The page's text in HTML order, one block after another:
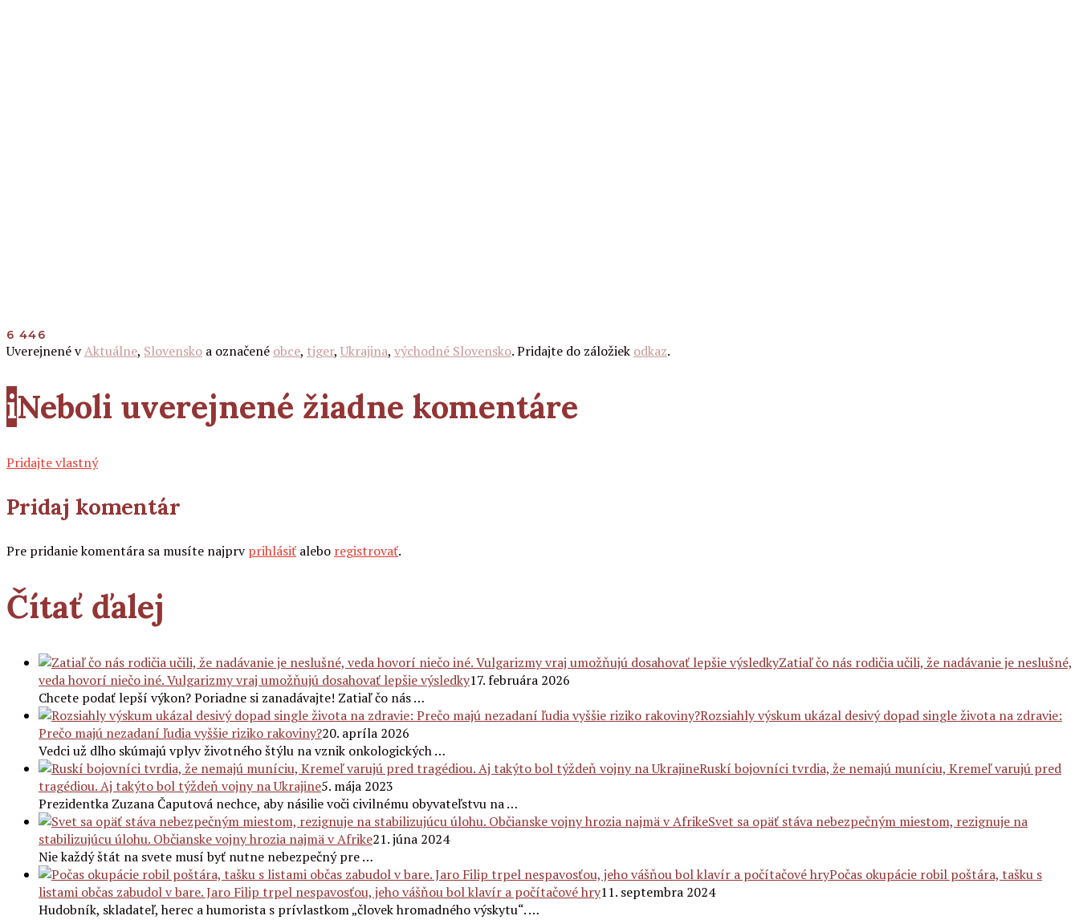
6 446
Uverejnené vAktuálne, Slovensko a označené obce, tiger, Ukrajina, východné Slovensko. Pridajte do záložiek odkaz.
iNeboli uverejnené žiadne komentáre
Pridajte vlastný
Pridaj komentár
Pre pridanie komentára sa musíte najprvprihlásiť alebo registrovať.
Čítať ďalej
Zatiaľ čo nás rodičia učili, že nadávanie je neslušné,
veda hovorí niečo iné. Vulgarizmy vraj umožňujú dosahovať lepšie výsledky17. februára 2026
Chcete podať lepší výkon? Poriadne si zanadávajte! Zatiaľ čo nás …
Rozsiahly výskum ukázal desivý dopad single života na zdravie:
Prečo majú nezadaní ľudia vyššie riziko rakoviny?20. apríla 2026
Vedci už dlho skúmajú vplyv životného štýlu na vznik onkologických …
Ruskí bojovníci tvrdia, že nemajú muníciu, Kremeľ varujú pred
tragédiou. Aj takýto bol týždeň vojny na Ukrajine5. mája 2023
Prezidentka Zuzana Čaputová nechce, aby násilie voči civilnému obyvateľstvu na …
Svet sa opäť stáva nebezpečným miestom, rezignuje na
stabilizujúcu úlohu. Občianske vojny hrozia najmä v Afrike21. júna 2024
Nie každý štát na svete musí byť nutne nebezpečný pre …
Počas okupácie robil poštára, tašku s
listami občas zabudol v bare. Jaro Filip trpel nespavosťou, jeho vášňou bol klavír a počítačové hry11. septembra 2024
Hudobník, skladateľ, herec a humorista s prívlastkom „človek hromadného výskytu“. …